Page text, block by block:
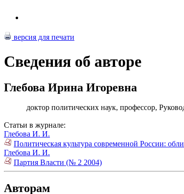
версия для печати
Сведения об авторе
Глебова Ирина Игоревна
доктор политических наук, профессор,
Статьи в журнале:
Глебова И. И.
Политическая культура современной России:
Глебова И. И.
Партия Власти (№ 2 2004)
Авторам